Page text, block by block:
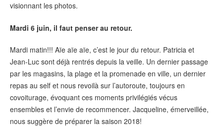
visionnant les photos.
Mardi 6 juin, il faut penser au retour.
Mardi matin!!! Aïe aïe aïe, c’est le jour du retour. Patricia et
Jean-Luc sont déjà rentrés depuis la veille. Un dernier passage
par les magasins, la plage et la promenade en ville, un dernier
repas au self et nous revoilà sur l’autoroute, toujours en
covoiturage, évoquant ces moments privilégiés vécus
ensembles et l’envie de recommencer. Jacqueline, émerveillée,
nous suggère de préparer la saison 2018!